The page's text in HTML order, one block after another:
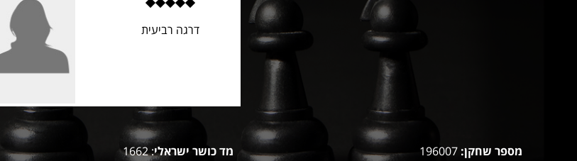
דרגה רביעית
מספר שחקן: מד כושר ישראלי: 1662